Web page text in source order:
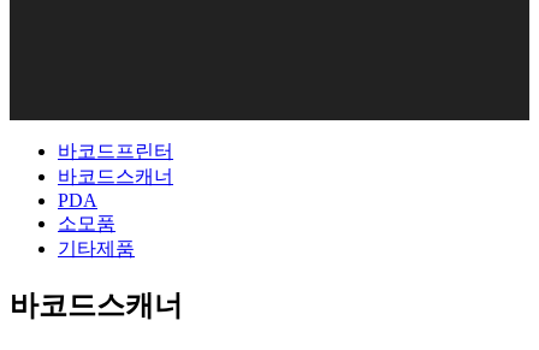
바코드프린터
바코드스캐너
PDA
소모품
기타제품
바코드스캐너